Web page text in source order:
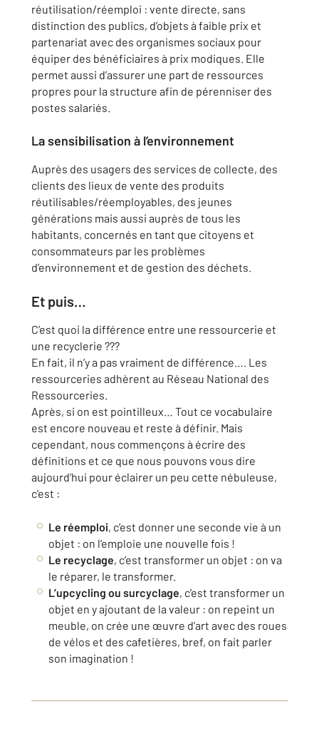
réutilisation/réemploi : vente directe, sans
distinction des publics, d’objets à faible prix et
partenariat avec des organismes sociaux pour
équiper des bénéficiaires à prix modiques. Elle
permet aussi d’assurer une part de ressources
propres pour la structure afin de pérenniser des
postes salariés.
La sensibilisation à l’environnement
Auprès des usagers des services de collecte, des
clients des lieux de vente des produits
réutilisables/réemployables, des jeunes
générations mais aussi auprès de tous les
habitants, concernés en tant que citoyens et
consommateurs par les problèmes
d’environnement et de gestion des déchets.
Et puis…
C’est quoi la différence entre une ressourcerie et
une recyclerie ???
En fait, il n’y a pas vraiment de différence…. Les
ressourceries adhèrent au Réseau National des
Ressourceries.
Après, si on est pointilleux… Tout ce vocabulaire
est encore nouveau et reste à définir. Mais
cependant, nous commençons à écrire des
définitions et ce que nous pouvons vous dire
aujourd’hui pour éclairer un peu cette nébuleuse,
c’est :
Le réemploi, c’est donner une seconde vie à un
objet : on l’emploie une nouvelle fois !
Le recyclage, c’est transformer un objet : on va
le réparer, le transformer.
L’upcycling ou surcyclage, c’est transformer un
objet en y ajoutant de la valeur : on repeint un
meuble, on crée une œuvre d’art avec des roues
de vélos et des cafetières, bref, on fait parler
son imagination !